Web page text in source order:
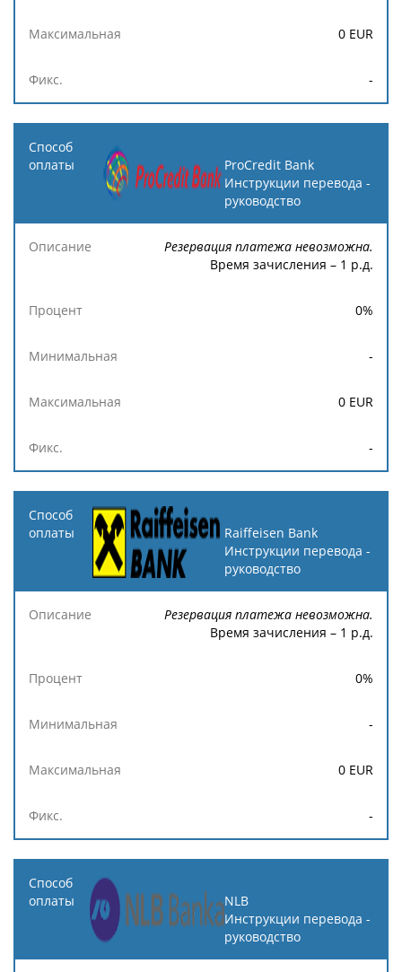
0 EUR
-
ProCredit Bank
Инструкции перевода -
руководство
Резервация платежа невозможна.
Время зачисления – 1 р.д.
0%
-
0 EUR
-
Raiffeisen Bank
Инструкции перевода -
руководство
Резервация платежа невозможна.
Время зачисления – 1 р.д.
0%
-
0 EUR
-
NLB
Инструкции перевода -
руководство